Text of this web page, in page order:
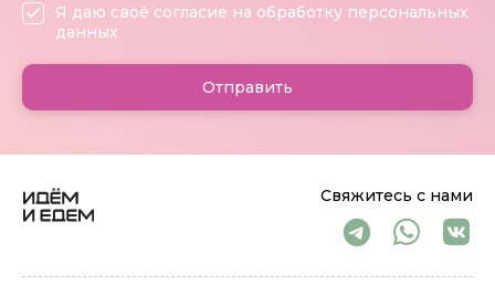
Свяжитесь с нами
Я даю своё согласие на обработку персональных
данных
Отправить